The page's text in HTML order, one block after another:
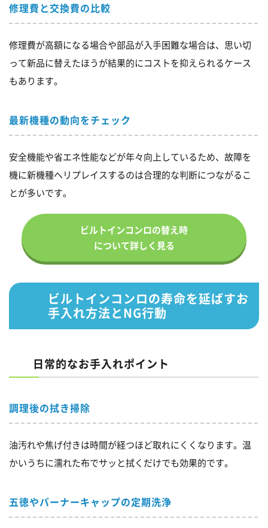
修理費と交換費の比較
修理費が高額になる場合や部品が入手困難な場合は、思い切
って新品に替えたほうが結果的にコストを抑えられるケース
もあります。
最新機種の動向をチェック
安全機能や省エネ性能などが年々向上しているため、故障を
機に新機種へリプレイスするのは合理的な判断につながるこ
とが多いです。
ビルトインコンロの替え時
について詳しく見る
ビルトインコンロの寿命を延ばすお
手入れ方法とNG行動
日常的なお手入れポイント
調理後の拭き掃除
油汚れや焦げ付きは時間が経つほど取れにくくなります。温
かいうちに濡れた布でサッと拭くだけでも効果的です。
五徳やバーナーキャップの定期洗浄